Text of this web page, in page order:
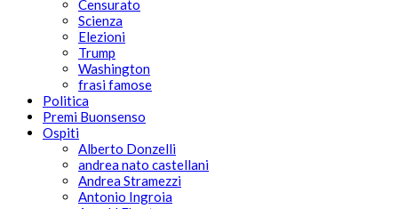
Censurato
Scienza
Elezioni
Trump
Washington
frasi famose
Politica
Premi Buonsenso
Ospiti
Alberto Donzelli
andrea nato castellani
Andrea Stramezzi
Antonio Ingroia